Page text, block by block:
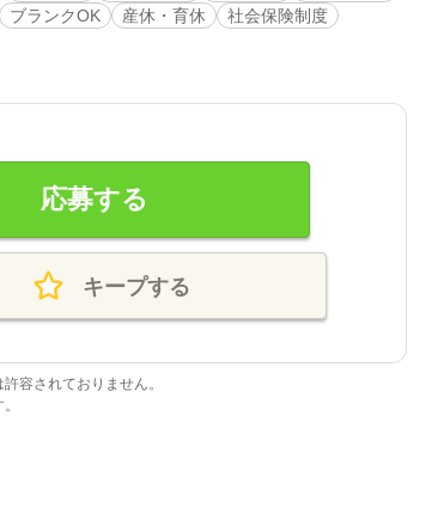
ブランクOK 産休・育休
社会保険制度
応募する
キープする
容されておりません。